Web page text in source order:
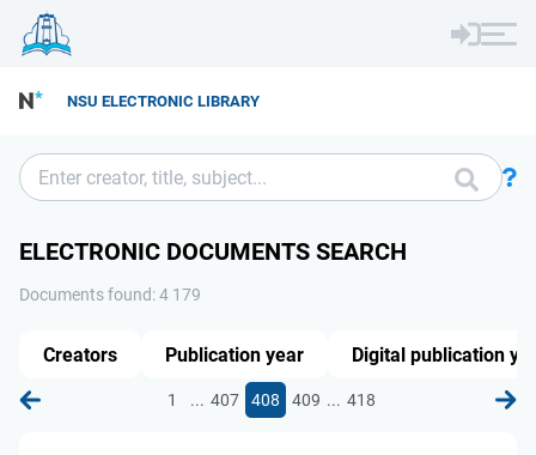
NSU ELECTRONIC LIBRARY
ELECTRONIC DOCUMENTS SEARCH
Documents found: 4 179
1 ... 407 408 409 ... 418
Creators Publication year Digital publication